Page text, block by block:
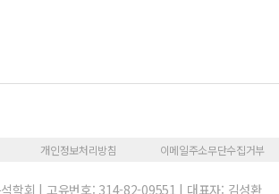
개인정보처리방침 이메일주소무단수집거부
학회 | 고유번호: 314-82-09551 | 대표자: 김성환